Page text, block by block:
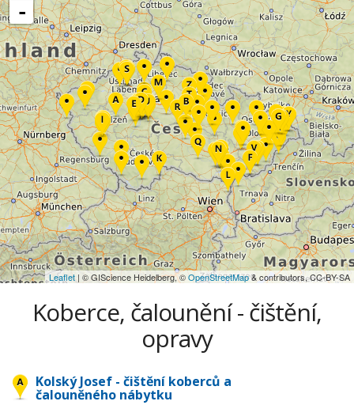
-
Leaflet | © GIScience Heidelberg, ©OpenStreetMap& contributors, CC-BY-SA
Koberce, čalounění - čištění,
opravy
Kolský Josef - čištění koberců a
čalouněného nábytku